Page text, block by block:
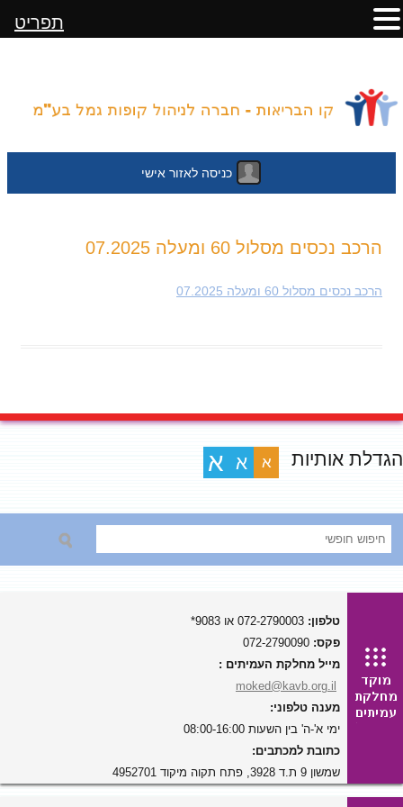
כניסה לאזור אישי
לתוכן
הרכב נכסים מסלול 60 ומעלה 07.2025
הרכב נכסים מסלול 60 ומעלה 07.2025
הגדלת אותיות א א א
טלפון:
פקס:
מייל מחלקת העמיתים :
moked@kavb.org.il
מענה טלפוני:
ימי א'-ה' בין השעות 08:00-16:00
כתובת למכתבים:
שמשון 9 ת.ד 3928, פתח תקוה מיקוד 4952701
תפריט